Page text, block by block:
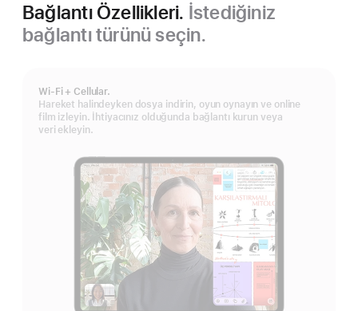
Bağlantı Özellikleri. İstediğiniz
bağlantı türünü seçin.
Wi-Fi + Cellular.
Hareket halindeyken dosya indirin, oyun oynayın ve online
film izleyin. İhtiyacınız olduğunda bağlantı kurun veya
veri ekleyin.